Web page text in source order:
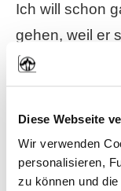
Diese Webseite
Wir verwenden
personalisieren,
zu können und
Ich will schon
gehen, weil er
😉 Und es gibt
Internet zu
ein paar gute
1 Year